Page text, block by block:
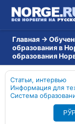
Главная →
образования в
образования
Статьи, интервью
Информация для
Система